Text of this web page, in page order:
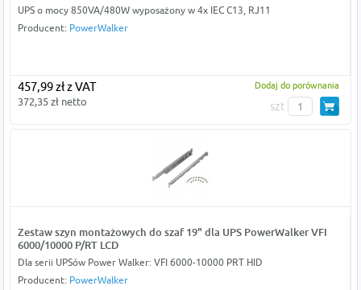
UPS o mocy 850VA/480W wyposażony w 4x IEC C13, RJ11
Producent: PowerWalker
457,99 zł z VAT
372,35 zł netto
Dodaj do porównania
szt
Zestaw szyn montażowych do szaf 19" dla UPS PowerWalker VFI
6000/10000 P/RT LCD
Dla serii UPSów Power Walker: VFI 6000-10000 PRT HID
Producent: PowerWalker